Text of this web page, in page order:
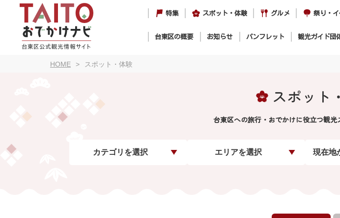
特集 スポット・体験 グルメ 祭り・
台東区の概要 お知らせ パンフレット 観光ガイド団
HOME スポット・体験
スポット
台東区への旅行・おでかけに役立つ観光
カテゴリを選択 エリアを選択 現在地